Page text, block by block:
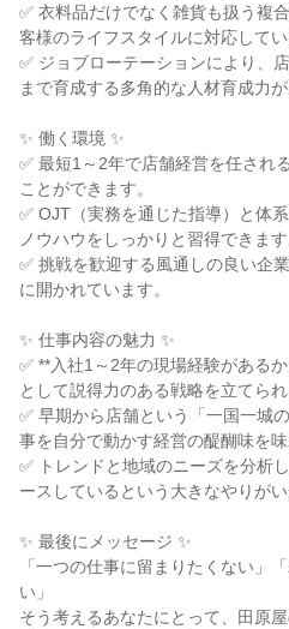
✅ 衣料品だけでなく雑貨も扱う複
客様のライフスタイルに対応してい
✅ ジョブローテーションにより、
まで育成する多角的な人材育成力が
✨ 働く環境 ✨
✅ 最短1～2年で店舗経営を任され
ことができます。
✅ OJT（実務を通じた指導）と体
ノウハウをしっかりと習得できます
✅ 挑戦を歓迎する風通しの良い企
に開かれています。
✨ 仕事内容の魅力 ✨
✅ **入社1～2年の現場経験がある
として説得力のある戦略を立てられ
✅ 早期から店舗という「一国一城
事を自分で動かす経営の醍醐味を味
✅ トレンドと地域のニーズを分析
ースしているという大きなやりがい
✨ 最後にメッセージ ✨
「一つの仕事に留まりたくない」
い」
そう考えるあなたにとって、田原